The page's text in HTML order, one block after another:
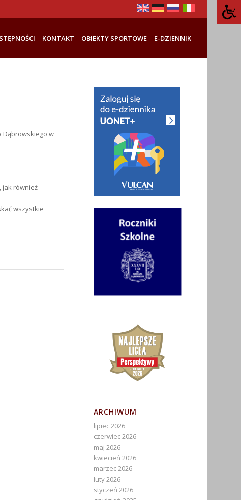
KONTAKT OBIEKTY SPORTOWE E-DZIENNIK
Dąbrowskiego w
jak również
wszystkie
ARCHIWUM
lipiec 2026
czerwiec 2026
maj 2026
kwiecień 2026
marzec 2026
luty 2026
styczeń 2026